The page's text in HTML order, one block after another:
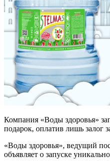
Компания «Воды здоровья»
подарок, оплатив лишь залог
«Воды здоровья», ведущий
объявляет о запуске